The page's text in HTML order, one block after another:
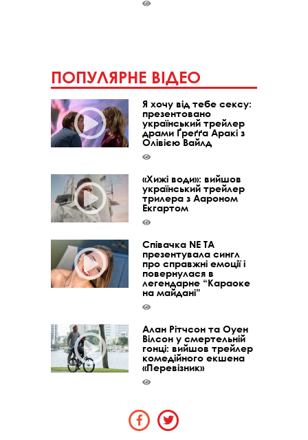
ПОПУЛЯРНЕ ВІДЕО
Я хочу від тебе сексу:
презентовано
український трейлер
драми Ґреґґа Аракі з
Олівією Вайлд
«Хижі води»: вийшов
український трейлер
трилера з Аароном
Екгартом
Співачка NE TA
презентувала сингл
про справжні емоції і
повернулася в
легендарне “Караоке
на майдані”
Алан Рітчсон та Оуен
Вілсон у смертельній
гонці: вийшов трейлер
комедійного екшена
«Перевізник»